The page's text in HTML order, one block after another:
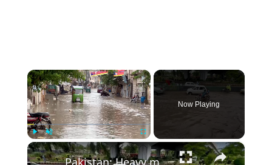
×
Play Unmute Fullscreen
Now Playing
×